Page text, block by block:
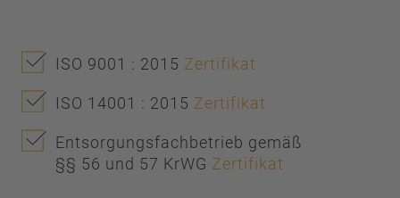
ISO 9001 : 2015 Zertifikat
ISO 14001 : 2015 Zertifikat
Entsorgungsfachbetrieb gemäß
§§ 56 und 57 KrWG Zertifikat